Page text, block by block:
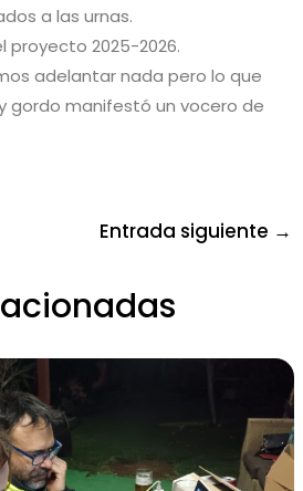
a las urnas.
proyecto 2025-2026.
adelantar nada pero lo que
gordo manifestó un vocero de
Entrada siguiente →